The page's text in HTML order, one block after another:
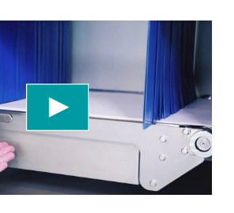
del tuo consenso per
video di YouTube!
di terze parti per
video che potrebbe
sulla tua attività. Per favore, rivedi
il servizio per guardare questo